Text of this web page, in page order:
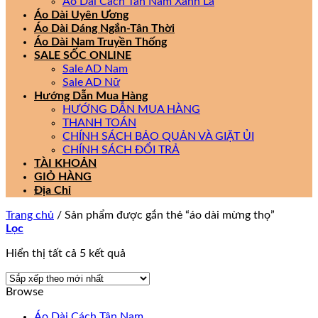
Áo Dài Uyên Ương
Áo Dài Dáng Ngắn-Tân Thời
Áo Dài Nam Truyền Thống
SALE SỐC ONLINE
Sale AD Nam
Sale AD Nữ
Hướng Dẫn Mua Hàng
HƯỚNG DẪN MUA HÀNG
THANH TOÁN
CHÍNH SÁCH BẢO QUẢN VÀ GIẶT ỦI
CHÍNH SÁCH ĐỔI TRẢ
TÀI KHOẢN
GIỎ HÀNG
Địa Chỉ
Trang chủ / Sản phẩm được gắn thẻ “áo dài mừng thọ”
Lọc
Hiển thị tất cả 5 kết quả
xếp
Browse